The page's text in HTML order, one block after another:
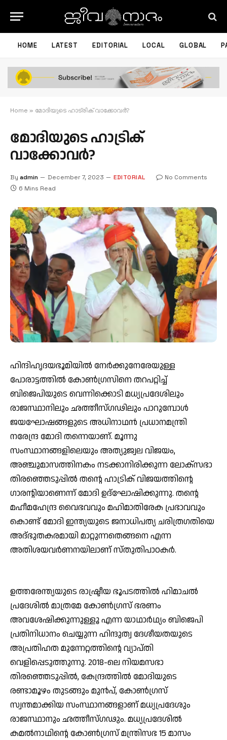
HOME LATEST EDITORIAL LOCAL GLOBAL
Home » മോദിയുടെ ഹാട്രിക് വാക്കോവര്‍?
മോദിയുടെ ഹാട്രിക്
വാക്കോവര്‍?
By admin December 7, 2023 EDITORIAL
No Comments
6 Mins Read
ഹിന്ദിഹൃദയഭൂമിയില്‍ നേര്‍ക്കുനേരേയുള്ള
പോരാട്ടത്തില്‍ കോണ്‍ഗ്രസിനെ തറപറ്റിച്ച്
ബിജെപിയുടെ വെന്നിക്കൊടി മധ്യപ്രദേശിലും
രാജസ്ഥാനിലും ഛത്തീസ്ഗഢിലും പാറുമ്പോള്‍
ജയഘോഷങ്ങളുടെ അധിനാഥന്‍ പ്രധാനമന്ത്രി
നരേന്ദ്ര മോദി തന്നെയാണ്. മൂന്നു
സംസ്ഥാനങ്ങളിലെയും അത്യുജ്വല വിജയം,
അഞ്ചുമാസത്തിനകം നടക്കാനിരിക്കുന്ന ലോക്‌സഭാ
തിരഞ്ഞെടുപ്പില്‍ തന്റെ ഹാട്രിക് വിജയത്തിന്റെ
ഗാരന്റിയാണെന്ന് മോദി ഉദ്‌ഘോഷിക്കുന്നു. തന്റെ
മഹീമഹേന്ദ്ര വൈഭവവും മഹിമാതിരേക പ്രഭാവവും
കൊണ്ട് മോദി ഇന്ത്യയുടെ ജനാധിപത്യ ചരിത്രഗതിയെ
അദ്ഭുതകരമായി മാറ്റുന്നതെങ്ങനെ എന്ന
അതിശയവര്‍ണനയിലാണ് സ്തുതിപാഠകര്‍.
ഉത്തരേന്ത്യയുടെ രാഷ്ട്രീയ ഭൂപടത്തില്‍ ഹിമാചല്‍
പ്രദേശില്‍ മാത്രമേ കോണ്‍ഗ്രസ് ഭരണം
അവശേഷിക്കുന്നുള്ളൂ എന്ന യാഥാര്‍ഥ്യം ബിജെപി
പ്രതിനിധാനം ചെയ്യുന്ന ഹിന്ദുത്വ ദേശീയതയുടെ
അപ്രതിഹത മുന്നേറ്റത്തിന്റെ വ്യാപ്തി
വെളിപ്പെടുത്തുന്നു. 2018-ലെ നിയമസഭാ
തിരഞ്ഞെടുപ്പില്‍, കേന്ദ്രത്തില്‍ മോദിയുടെ
രണ്ടാമൂഴം തുടങ്ങും മുന്‍പ്, കോണ്‍ഗ്രസ്
സ്വന്തമാക്കിയ സംസ്ഥാനങ്ങളാണ് മധ്യപ്രദേശും
രാജസ്ഥാനും ഛത്തീസ്ഗഢും. മധ്യപ്രദേശില്‍
കമല്‍നാഥിന്റെ കോണ്‍ഗ്രസ് മന്ത്രിസഭ 15 മാസം